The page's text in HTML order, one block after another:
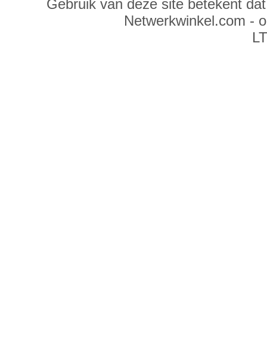
Gebruik van deze site betekent
Netwerkwinkel.com -